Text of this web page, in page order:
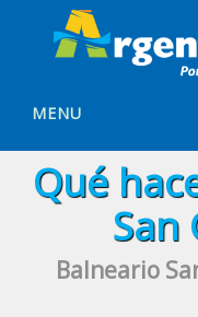
MENU
Qué
San
Balneario